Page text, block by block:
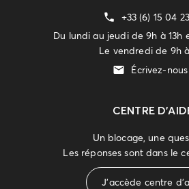
+33 (6) 15 04
Du lundi au jeudi de 9h à 13h
Le vendredi de 9h
Écrivez-nous
CENTRE
Un blocage, une
Les réponses sont dans le
J'accède centre